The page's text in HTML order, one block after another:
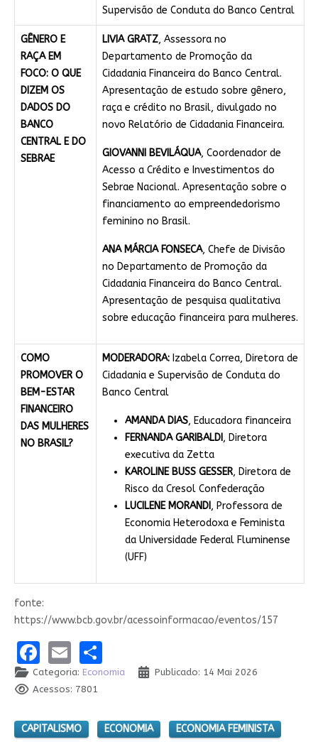
Supervisão de Conduta do Banco Central
GÊNERO E
RAÇA EM
FOCO: O QUE
DIZEM OS
DADOS DO
BANCO
CENTRAL E DO
SEBRAE
LIVIA GRATZ, Assessora no
Departamento de Promoção da
Cidadania Financeira do Banco Central.
Apresentação de estudo sobre gênero,
raça e crédito no Brasil, divulgado no
novo Relatório de Cidadania Financeira.
GIOVANNI BEVILÁQUA, Coordenador de
Acesso a Crédito e Investimentos do
Sebrae Nacional. Apresentação sobre o
financiamento ao empreendedorismo
feminino no Brasil.
ANA MÁRCIA FONSECA, Chefe de Divisão
no Departamento de Promoção da
Cidadania Financeira do Banco Central.
Apresentação de pesquisa qualitativa
sobre educação financeira para mulheres.
COMO
PROMOVER O
BEM-ESTAR
FINANCEIRO
DAS MULHERES
NO BRASIL?
MODERADORA:Izabela Correa, Diretora de
Cidadania e Supervisão de Conduta do
Banco Central
AMANDA DIAS, Educadora financeira
FERNANDA GARIBALDI , Diretora
executiva da Zetta
KAROLINE BUSS GESSER, Diretora de
Risco da Cresol Confederação
LUCILENE MORANDI , Professora de
Economia Heterodoxa e Feminista
da Universidade Federal Fluminense
(UFF)
fonte:
https://www.bcb.gov.br/acessoinformacao/eventos/157
Facebook
EmailShare
Categoria: Economia
Publicado: 14 Mai 2026
Acessos: 7801
CAPITALISMO ECONOMIA ECONOMIA FEMINISTA